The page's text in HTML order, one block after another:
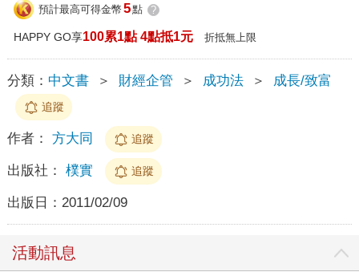
預計最高可得金幣 5點 ?
HAPPY GO享100累1點 4點抵1元 折抵無上限
分類： 中文書 ＞ 財經企管 ＞ 成功法 ＞ 成長/致富
追蹤
作者： 方大同 追蹤
出版社： 樸實 追蹤
出版日： 2011/02/09
活動訊息